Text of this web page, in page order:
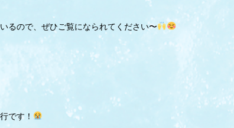
るので、ぜひご覧になられてください〜
です！